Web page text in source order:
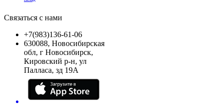
Связаться с нами
+7(983)136-61-06
630088, Новосибирская
обл, г Новосибирск,
Кировский р-н, ул
Палласа, зд 19А